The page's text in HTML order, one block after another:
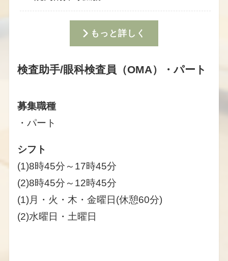
もっと詳しく
検査助手/眼科検査員（OMA）・パート
募集職種
・パート
シフト
(1)8時45分～17時45分
(2)8時45分～12時45分
(1)月・火・木・金曜日(休憩60分)
(2)水曜日・土曜日